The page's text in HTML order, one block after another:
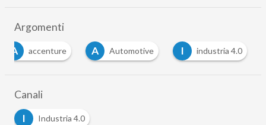
Argomenti
A
accenture A Automotive I industria 4.0
Canali
I
Industria 4.0